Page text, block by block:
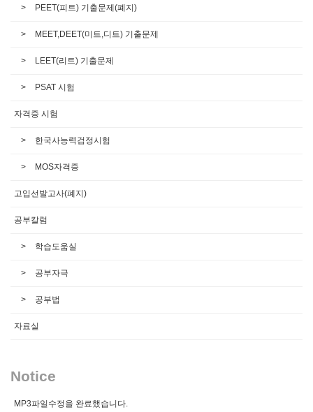
PEET(피트) 기출문제(폐지)
MEET,DEET(미트,디트) 기출문제
LEET(리트) 기출문제
PSAT 시험
자격증 시험
한국사능력검정시험
MOS자격증
고입선발고사(폐지)
공부칼럼
학습도움실
공부자극
공부법
자료실
Notice
MP3파일수정을 완료했습니다.